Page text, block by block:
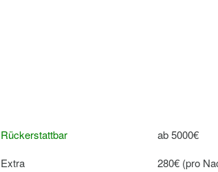
Rückerstattbar
ab 5000€
Extra 280€ (pro